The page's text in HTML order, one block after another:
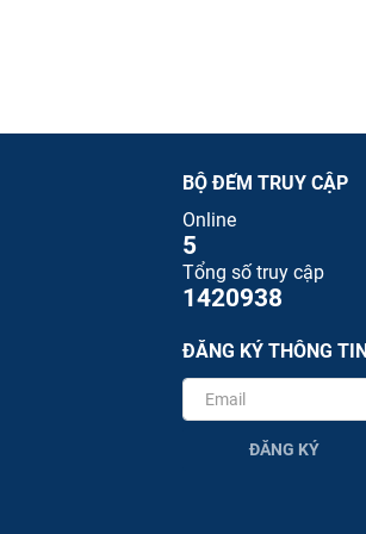
BỘ ĐẾM TRUY CẬP
Online
5
Tổng số truy cập
1420938
ĐĂNG KÝ THÔNG TIN
ĐĂNG KÝ